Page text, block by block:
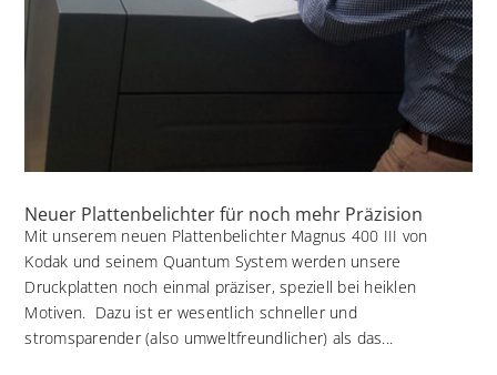
Neuer Plattenbelichter für noch mehr Präzision
Mit unserem neuen Plattenbelichter Magnus 400 III von
Kodak und seinem Quantum System werden unsere
Druckplatten noch einmal präziser, speziell bei heiklen
Motiven. Dazu ist er wesentlich schneller und
stromsparender (also umweltfreundlicher) als das...